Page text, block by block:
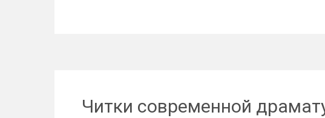
Читки современной